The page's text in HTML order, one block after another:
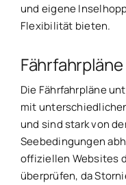
und eigene
Flexibilität bieten.
Fährfahrpläne
Die Fährfahrpläne
mit
und sind stark von
Seebedingungen
offiziellen Websites
überprüfen, da